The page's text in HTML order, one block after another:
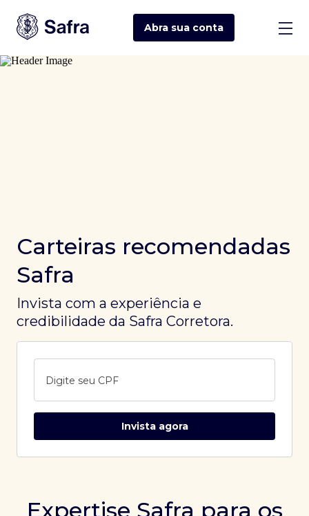
Abra sua conta
Carteiras recomendadas
Safra
Invista com a experiência e
credibilidade da Safra Corretora.
Digite seu CPF
Invista agora
Expertise Safra para os